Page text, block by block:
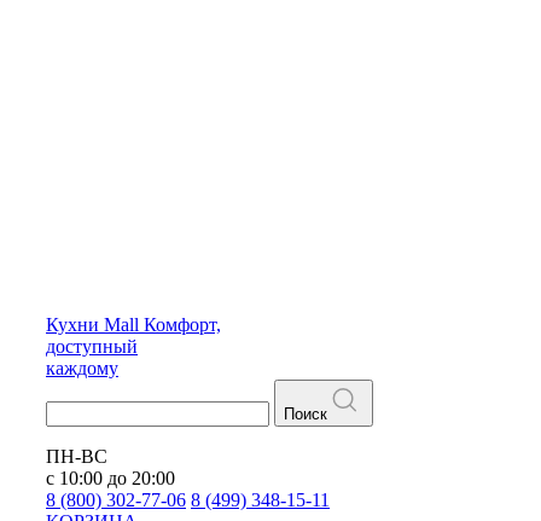
Кухни Mall Комфорт,
доступный
каждому
Поиск
ПН-ВС
с 10:00 до 20:00
8 (800) 302-77-06 8 (499) 348-15-11